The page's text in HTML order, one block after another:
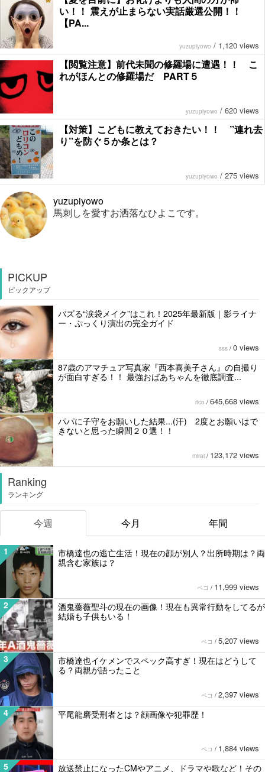
い！！ 震えが止まらない実話厳選公開！！
【PA...
yuzupiyowo / 1,120 views
【閲覧注意】前代未聞の修羅場に遭遇！！ こ
れがほんとの修羅場だ PART５
yuzupiyowo / 620 views
【対策】こどもに教えておきたい！！ ”連れ去
り”を防ぐ５か条とは？
yuzupiyowo / 275 views
yuzupiyowo
馬刺しを愛すお洒落なひよこです。
PICKUP
ピックアップ
バズる“涙袋メイク”はこれ！2025年最新版｜影ライナ
ー・ぷっくり演出の完全ガイド
sss / 0 views
87歳のアマチュア写真家『西本喜美子さん』の自撮り
が面白すぎる！！ 最強おばあちゃんを徹底調査...
rico / 645,668 views
パパに子守をお願いした結果...(汗) 2度とお願いはで
きないと思った瞬間２０選！！
mirai / 123,172 views
Ranking
ランキング
今週 今月 年間
1
市橋達也の逃亡生活！現在の顔が別人？出所時期は？両
親含む家族は？
ペコ / 11,999 views
2
酒鬼薔薇聖斗の現在の画像！現在も異常行動をしてるが
結婚も子供もいる！
ペコ / 5,207 views
3
市橋達也イケメンでスペック高すぎ！現在はどうして
る？両親が語ったこと
ペコ / 2,397 views
4 平尾龍磨受刑者とは？顔画像や犯罪歴！
ペコ / 1,884 views
5
放送禁止になったCMやアニメ、ドラマや歌など！その